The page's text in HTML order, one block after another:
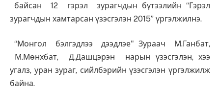
байсан 12 гэрэл зурагчдын бүтээлийн “Гэрэл
зурагчдын хамтарсан үзэсгэлэн 2015” үргэлжилнэ.
“Монгол бэлгэдлээ дээдлэе" Зураач М.Ганбат,
М.Мөнхбат, Д.Дашцэрэн нарын үзэсгэлэн, хээ
угалз, уран зураг, сийлбэрийн үзэсгэлэн үргэлжилж
байна.